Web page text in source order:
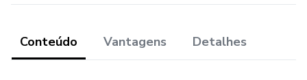
Conteúdo Vantagens Detalhes